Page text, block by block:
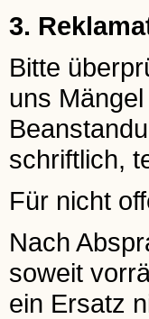
3.
Bitte
uns
schriftlich,
Für nicht
Nach
soweit
ein Ersatz